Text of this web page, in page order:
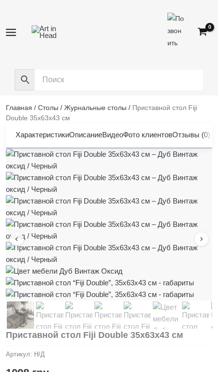
содержимому
Главная / Столы / Журнальные столы / Приставной стол Fiji
Double 35x63x43 см
ХарактеристикиОписаниеВидеоФото клиентовОтзывы (0)
Приставной стол Fiji Double 35x63x43 см
Артикул: Н/Д